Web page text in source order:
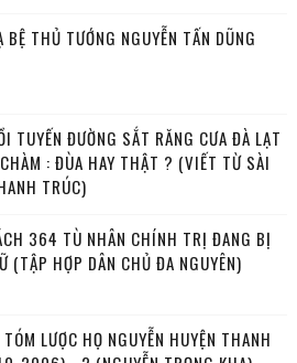
BỆ THỦ TƯỚNG NGUYỄN TẤN DŨNG
TUYẾN ĐƯỜNG SẮT RĂNG CƯA ĐÀ LẠT
: ĐÙA HAY THẬT ? (VIẾT TỪ SÀI
TRÚC)
364 TÙ NHÂN CHÍNH TRỊ ĐANG BỊ
(TẬP HỢP DÂN CHỦ ĐA NGUYÊN)
LƯỢC HỌ NGUYỄN HUYỆN THANH